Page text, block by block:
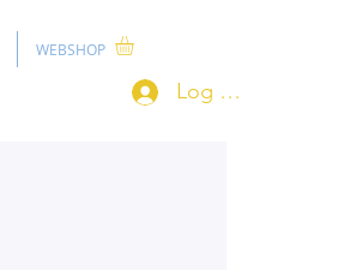
WEBSHOP
Log ind